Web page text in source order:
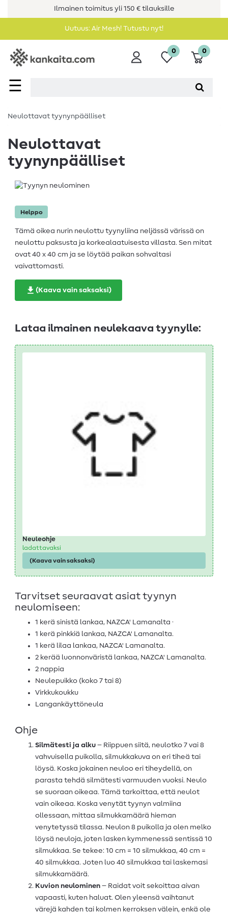
Ilmainen toimitus yli 150 € tilauksille
Uutuus: Air Mesh! Tutustu nyt!
☰
0 0
Neulottavat tyynynpäälliset
Neulottavat
tyynynpäälliset
Helppo
Tämä oikea nurin neulottu tyynyliina neljässä värissä on
neulottu paksusta ja korkealaatuisesta villasta. Sen mitat
ovat 40 x 40 cm ja se löytää paikan sohvaltasi
vaivattomasti.
(Kaava vain saksaksi)
Lataa ilmainen neulekaava tyynylle:
Neuleohje
ladattavaksi
(Kaava vain saksaksi)
Tarvitset seuraavat asiat tyynyn
neulomiseen:
1 kerä sinistä lankaa, NAZCA' Lamanalta ·
1 kerä pinkkiä lankaa, NAZCA' Lamanalta.
1 kerä lilaa lankaa, NAZCA' Lamanalta.
2 kerää luonnonväristä lankaa, NAZCA' Lamanalta.
2 nappia
Neulepuikko (koko 7 tai 8)
Virkkukoukku
Langankäyttöneula
Ohje
Silmätesti ja alku – Riippuen siitä, neulotko 7 vai 8
vahvuisella puikolla, silmukkakuva on eri tiheä tai
löysä. Koska jokainen neuloo eri tiheydellä, on
parasta tehdä silmätesti varmuuden vuoksi. Neulo
se suoraan oikeaa. Tämä tarkoittaa, että neulot
vain oikeaa. Koska venytät tyynyn valmiina
ollessaan, mittaa silmukkamäärä hieman
venytetyssä tilassa. Neulon 8 puikolla ja olen melko
löysä neuloja, joten lasken kymmenessä sentissä 10
silmukkaa. Se tekee: 10 cm = 10 silmukkaa, 40 cm =
40 silmukkaa. Joten luo 40 silmukkaa tai laskemasi
silmukkamäärä.
Kuvion neulominen – Raidat voit sekoittaa aivan
vapaasti, kuten haluat. Olen yleensä vaihtanut
värejä kahden tai kolmen kerroksen välein, enkä ole